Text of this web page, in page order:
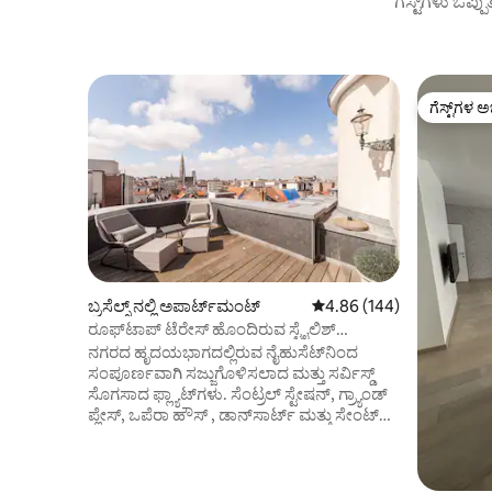
ಬ್ರಸೆಲ್ಸ್ ನಲ್ಲಿ ಅಪಾರ್ಟ್‌ಮಂಟ್ 5 ರಲ್ಲಿ 4.86 ಸರಾಸರಿ
4.86 (144)
ರೂಫ್‌ಟಾಪ್ ಟೆರೇಸ್ ಹೊಂದಿರುವ ಸ್ಟೈಲಿಶ್
ಹವಾನಿಯಂತ್ರಿತ ಡ್ಯುಪ್ಲೆಕ್ಸ್
ನಗರದ ಹೃದಯಭಾಗದಲ್ಲಿರುವ ನೈಹುಸೆಟ್‌ನಿಂದ
ಸಂಪೂರ್ಣವಾಗಿ ಸಜ್ಜುಗೊಳಿಸಲಾದ ಮತ್ತು ಸರ್ವಿಸ್ಡ್
ಸೊಗಸಾದ ಫ್ಲ್ಯಾಟ್‌ಗಳು. ಸೆಂಟ್ರಲ್ ಸ್ಟೇಷನ್, ಗ್ರ್ಯಾಂಡ್
ಪ್ಲೇಸ್, ಒಪೆರಾ ಹೌಸ್ , ಡಾನ್‌ಸಾರ್ಟ್ ಮತ್ತು ಸೇಂಟ್
ಗೆಸ್ಟ್‌ಗಳ
ಗೆಸ್ಟ್‌ಗಳ